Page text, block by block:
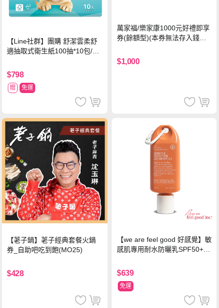
【Line社群】團購 舒潔雲柔舒
適抽取式衛生紙100抽*10包/6
$798
贈 免運
萬家福/樂家康1000元好禮即享
券(餘額型)(本券無法存入錢包
$1,000
【荖子鍋】荖子經典套餐火鍋
券_自助吧吃到飽(MO25)
$428
【we are feel good 好感覺】敏
感肌專用耐水防曬乳SPF50+ 7
$639
免運